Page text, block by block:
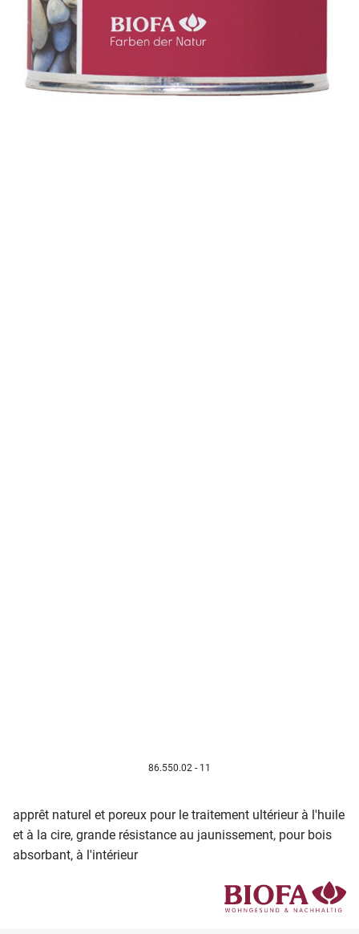
86.550.02 - 11
apprêt naturel et poreux pour le traitement ultérieur à l'huile
et à la cire, grande résistance au jaunissement, pour bois
absorbant, à l'intérieur